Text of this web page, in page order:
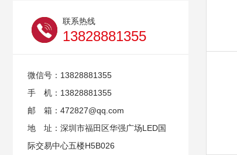
联系热线
13828881355
微信号：13828881355
手 机：13828881355
邮 箱：472827@qq.com
地 址：深圳市福田区华强广场LED国
际交易中心五楼H5B026